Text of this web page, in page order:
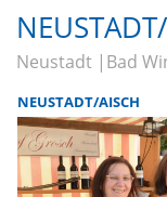
Neustadt Bad
NEUSTADT/AISCH